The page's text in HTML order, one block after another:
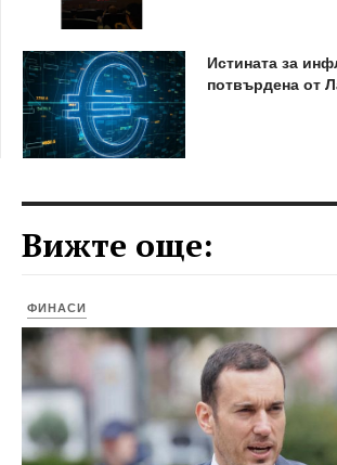
Истината за
потвърдена от
Вижте още:
ФИНАСИ